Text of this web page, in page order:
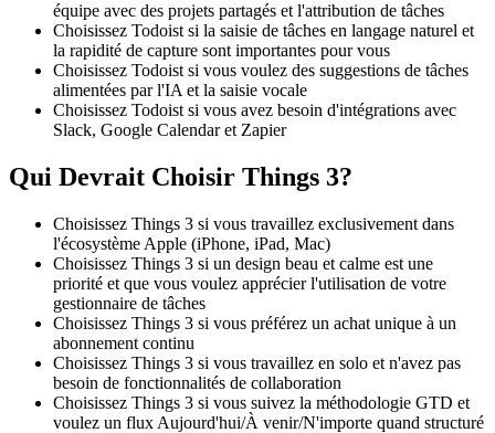
équipe avec des projets partagés et l'attribution de tâches
Choisissez Todoist si la saisie de tâches en langage naturel et
la rapidité de capture sont importantes pour vous
Choisissez Todoist si vous voulez des suggestions de tâches
alimentées par l'IA et la saisie vocale
Choisissez Todoist si vous avez besoin d'intégrations avec
Slack, Google Calendar et Zapier
Qui Devrait Choisir Things 3?
Choisissez Things 3 si vous travaillez exclusivement dans
l'écosystème Apple (iPhone, iPad, Mac)
Choisissez Things 3 si un design beau et calme est une
priorité et que vous voulez apprécier l'utilisation de votre
gestionnaire de tâches
Choisissez Things 3 si vous préférez un achat unique à un
abonnement continu
Choisissez Things 3 si vous travaillez en solo et n'avez pas
besoin de fonctionnalités de collaboration
Choisissez Things 3 si vous suivez la méthodologie GTD et
voulez un flux Aujourd'hui/À venir/N'importe quand structuré